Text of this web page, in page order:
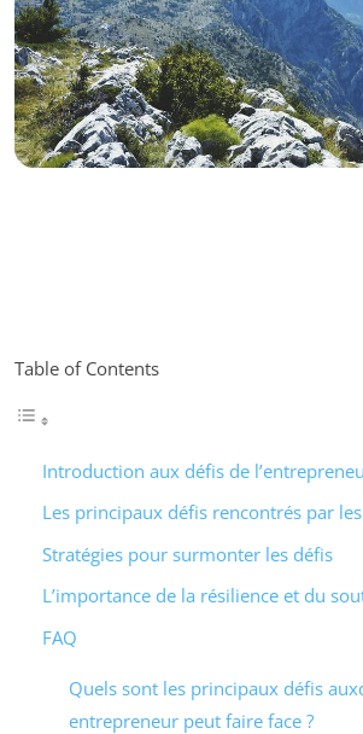
Table of Contents
Introduction aux défis de
Les principaux défis rencontrés par
Stratégies pour surmonter les défis
L’importance de la résilience et du
FAQ
Quels sont les principaux défis
entrepreneur peut faire face ?